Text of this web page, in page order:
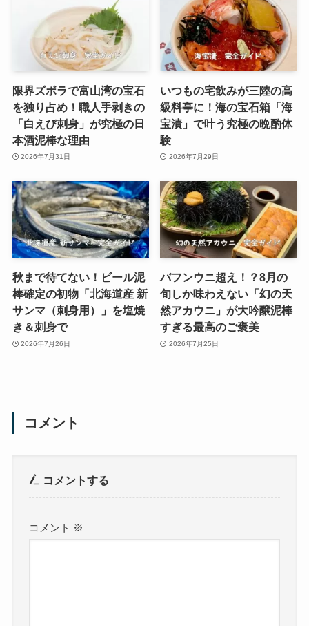
限界ズボラで富山湾の宝石
を独り占め！職人手剥きの
「白えび刺身」が究極の日
本酒泥棒な理由
2026年7月31日
いつもの宅飲みが三陸の高
級料亭に！海の宝石箱「海
宝漬」で叶う究極の晩酌体
験
2026年7月29日
秋まで待てない！ビール泥
棒確定の初物「北海道産 新
サンマ（刺身用）」を塩焼
き＆刺身で
2026年7月26日
バフンウニ超え！？8月の
旬しか味わえない「幻の天
然アカウニ」が大吟醸泥棒
すぎる最高のご褒美
2026年7月25日
コメント
コメントする
コメント ※